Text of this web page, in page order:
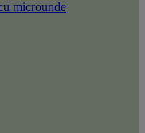
microunde